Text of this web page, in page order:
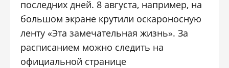
последних дней. 8 августа, например, на
большом экране крутили оскароносную
ленту «Эта замечательная жизнь». За
расписанием можно следить на
официальной странице